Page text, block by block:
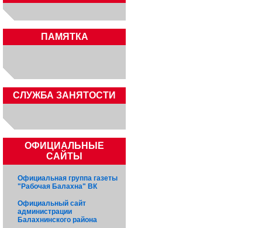
ПАМЯТКА
CЛУЖБА ЗАНЯТОСТИ
ОФИЦИАЛЬНЫЕ
САЙТЫ
Официальная группа газеты
"Рабочая Балахна" ВК
Официальный сайт
администрации
Балахнинского района